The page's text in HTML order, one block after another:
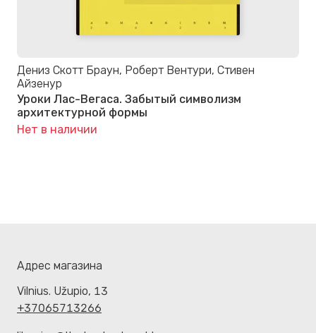
Дениз Скотт Браун, Роберт Вентури, Стивен
Айзенур
Уроки Лас-Вегаса. Забытый символизм
архитектурной формы
Нет в наличии
Адрес магазина
Vilnius. Užupio, 13
+37065713266